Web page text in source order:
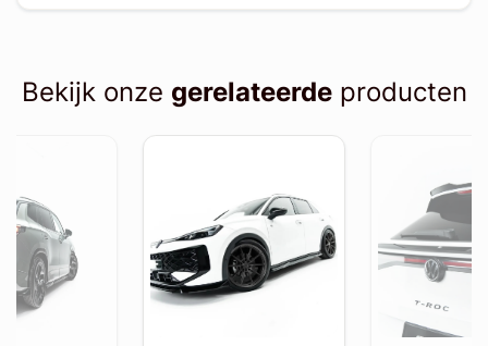
Bekijk onze gerelateerdeproducten